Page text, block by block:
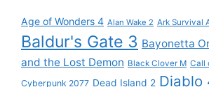
Age of Wonders 4 Alan Wake 2 Ark Survival
Baldur's Gate 3 Bayonetta
and the Lost Demon Black Clover M Call
Cyberpunk 2077 Dead Island 2 Diablo